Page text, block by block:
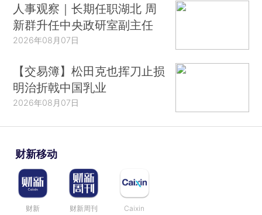
人事观察｜长期任职湖北 周
新群升任中央政研室副主任
2026年08月07日
【交易簿】松田克也挥刀止损
明治折戟中国乳业
2026年08月07日
财新移动
财新 财新周刊 Caixin